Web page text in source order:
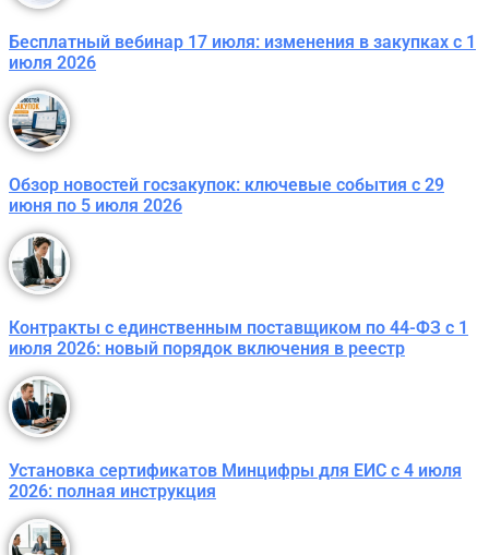
Бесплатный вебинар 17 июля: изменения в закупках с 1
июля 2026
Обзор новостей госзакупок: ключевые события с 29
июня по 5 июля 2026
Контракты с единственным поставщиком по 44-ФЗ с 1
июля 2026: новый порядок включения в реестр
Установка сертификатов Минцифры для ЕИС с 4 июля
2026: полная инструкция